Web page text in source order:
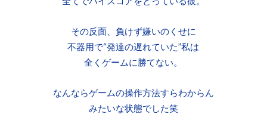
その反面、負けず嫌いのくせに
不器用で“発達の遅れていた”私は
全くゲームに勝てない。
なんならゲームの操作方法すらわからん
みたいな状態でした笑